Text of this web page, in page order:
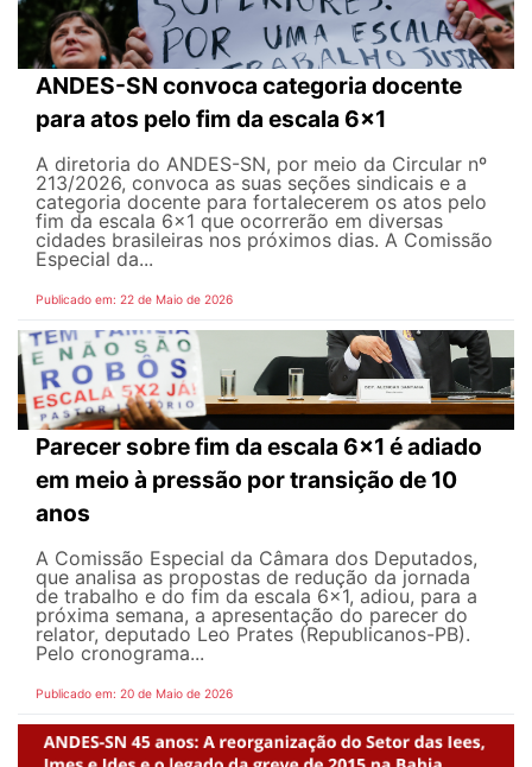
ANDES-SN convoca categoria docente
para atos pelo fim da escala 6x1
A diretoria do ANDES-SN, por meio da Circular nº
213/2026, convoca as suas seções sindicais e a
categoria docente para fortalecerem os atos pelo
fim da escala 6x1 que ocorrerão em diversas
cidades brasileiras nos próximos dias. A Comissão
Especial da...
Publicado em: 22 de Maio de 2026
Parecer sobre fim da escala 6x1 é adiado
em meio à pressão por transição de 10
anos
A Comissão Especial da Câmara dos Deputados,
que analisa as propostas de redução da jornada
de trabalho e do fim da escala 6x1, adiou, para a
próxima semana, a apresentação do parecer do
relator, deputado Leo Prates (Republicanos-PB).
Pelo cronograma...
Publicado em: 20 de Maio de 2026